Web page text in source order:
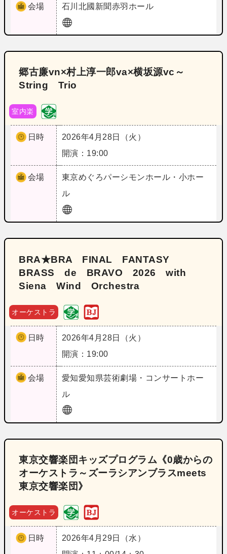
会場 石川 北國新聞赤羽ホール
郷古廉vn×村上淳一郎va×横坂源vc～
String Trio
室内楽
日時
2026年4月28日（火）
開演：19:00
会場 東京めぐろパーシモンホール・小ホー
ル
BRA★BRA FINAL FANTASY
BRASS de BRAVO 2026 with
Siena Wind Orchestra
オーケストラ
日時
2026年4月28日（火）
開演：19:00
会場 愛知愛知県芸術劇場・コンサートホー
ル
東京交響楽団キッズプログラム《0歳からの
オーケストラ～ズーラシアンブラスmeets
東京交響楽団》
オーケストラ
日時
2026年4月29日（水）